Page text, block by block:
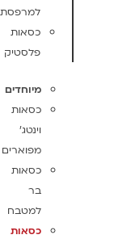
למרפסת
כסאות
פלסטיק
מיוחדים
כסאות
וינטג'
מפוארים
כסאות
בר
למטבח
כסאות